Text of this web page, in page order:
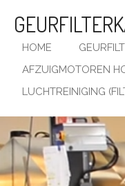
direct
naar
hoofdinhoud
HOME
AFZUIGMOTOREN
LUCHTREINIGING